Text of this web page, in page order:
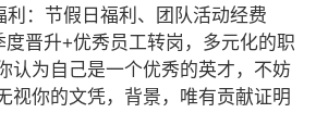
利：节假日福利、团队活动经费
晋升+优秀员工转岗，多元化的职
认为自己是一个优秀的英才，不妨
视你的文凭，背景，唯有贡献证明